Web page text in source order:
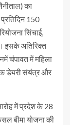
का
150
सिंचाई,
इसके अतिरिक्त
चंपावत में महिला
डेयरी संयंत्र और
में प्रदेश के 28
बीमा योजना की